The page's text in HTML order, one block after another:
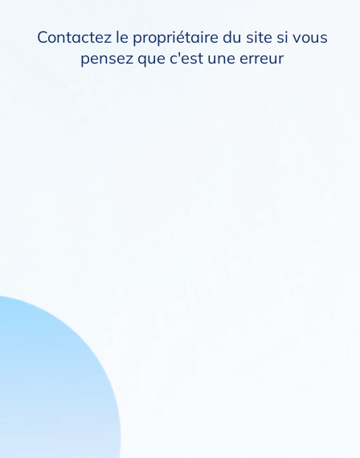
Contactez le propriétaire du site si vous
pensez que c'est une erreur